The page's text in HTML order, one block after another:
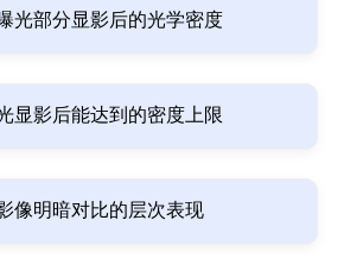
光部分显影后的光学密度
显影后能达到的密度上限
像明暗对比的层次表现